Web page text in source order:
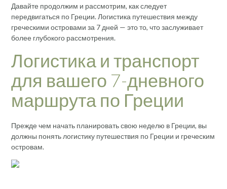
Давайте продолжим и рассмотрим, как следует
передвигаться по Греции. Логистика путешествия между
греческими островами за 7 дней — это то, что заслуживает
более глубокого рассмотрения.
Логистика и транспорт
для вашего 7-дневного
маршрута по Греции
Прежде чем начать планировать свою неделю в Греции, вы
должны понять логистику путешествия по Греции и греческим
островам.